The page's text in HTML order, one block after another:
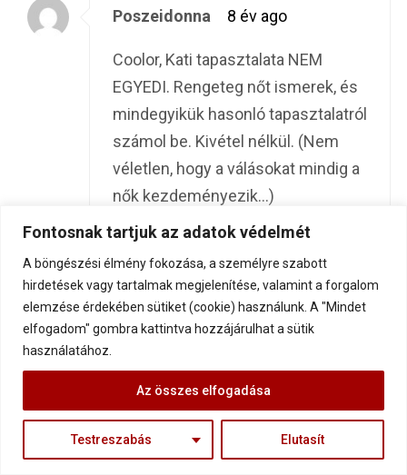
Fontosnak tartjuk az adatok védelmét
A böngészési élmény fokozása, a személyre szabott
hirdetések vagy tartalmak megjelenítése, valamint a forgalom
elemzése érdekében sütiket (cookie) használunk. A "Mindet
elfogadom" gombra kattintva hozzájárulhat a sütik
használatához.
Testreszabás Elutasít
Az összes elfogadása
Poszeidonna 8 év ago
Coolor, Kati tapasztalata NEM
EGYEDI. Rengeteg nőt ismerek, és
mindegyikük hasonló tapasztalatról
számol be. Kivétel nélkül. (Nem
véletlen, hogy a válásokat mindig a
nők kezdeményezik…)
Kati általánosságban írt a férfiakról,
sajnos mégis nagyon pontos,
helytálló az “általánosítása”. (A
“természet törvényei” meg valóban
kezdeni… ) Te viszont egyfolytában
Őt sértegeted. Ha nem értesz
egyet azzal, amit írt, akkor